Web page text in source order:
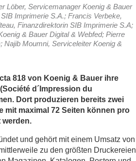
Löber, Servicemanager Koenig & Bauer
Imprimerie S.A.; Francis Verbeke,
Finanzdirektorin SIB Imprimerie S.A;
& Bauer Digital & Webfed; Pierre
Najib Moumni, Serviceleiter Koenig &
818 von Koenig & Bauer ihre
d´Impression du
Dort produzieren bereits zwei
mit maximal 72 Seiten können pro
werden.
und gehört mit einem Umsatz von
zu den größten Druckereien